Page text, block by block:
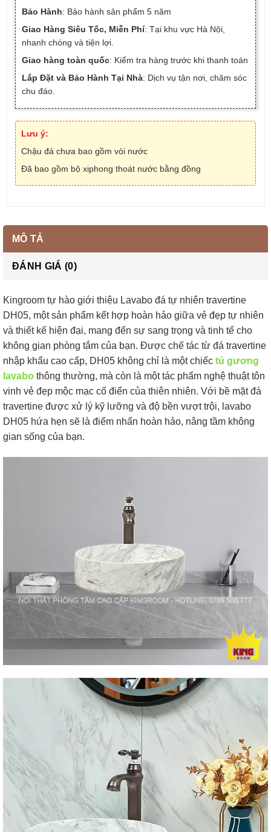
Bảo Hành: Bảo hành sản phẩm 5 năm
Giao Hàng Siêu Tốc, Miễn Phí: Tại khu vực Hà Nội,
nhanh chóng và tiện lợi.
Giao hàng toàn quốc: Kiểm tra hàng trước khi thanh toán
Lắp Đặt và Bảo Hành Tại Nhà: Dịch vụ tận nơi, chăm sóc
chu đáo.
Lưu ý:
Chậu đá chưa bao gồm vòi nước
Đã bao gồm bộ xiphong thoát nước bằng đồng
MÔ TẢ
ĐÁNH GIÁ (0)
Kingroom tự hào giới thiệu Lavabo đá tự nhiên travertine
DH05, một sản phẩm kết hợp hoàn hảo giữa vẻ đẹp tự nhiên
và thiết kế hiện đại, mang đến sự sang trọng và tinh tế cho
không gian phòng tắm của bạn. Được chế tác từ đá travertine
nhập khẩu cao cấp, DH05 không chỉ là một chiếc tủ gương
lavabo thông thường, mà còn là một tác phẩm nghệ thuật tôn
vinh vẻ đẹp mộc mạc cổ điển của thiên nhiên. Với bề mặt đá
travertine được xử lý kỹ lưỡng và độ bền vượt trội, lavabo
DH05 hứa hẹn sẽ là điểm nhấn hoàn hảo, nâng tầm không
gian sống của bạn.